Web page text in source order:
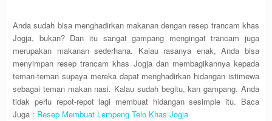
Anda sudah bisa menghadirkan makanan dengan resep trancam khas
Jogja, bukan? Dan itu sangat gampang mengingat trancam juga
merupakan makanan sederhana. Kalau rasanya enak, Anda bisa
menyimpan resep trancam khas Jogja dan membagikannya kepada
teman-teman supaya mereka dapat menghadirkan hidangan istimewa
sebagai teman makan nasi. Kalau sudah begitu, kan gampang. Anda
tidak perlu repot-repot lagi membuat hidangan sesimple itu. Baca
Juga : Resep Membuat Lempeng Telo Khas Jogja